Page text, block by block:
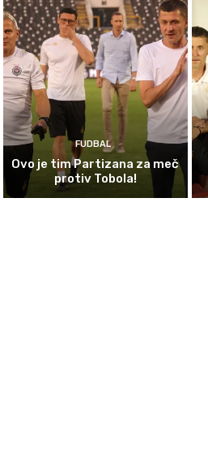
FUDBAL
Ovo je tim Partizana za meč
protiv Tobola!